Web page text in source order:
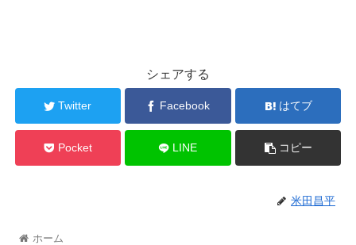
シェアする
Twitter Facebook はてブ
Pocket LINE コピー
米田昌平
ホーム